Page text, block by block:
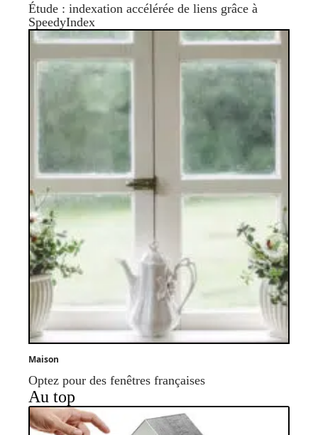
Étude : indexation accélérée de liens grâce à
SpeedyIndex
Maison
Optez pour des fenêtres françaises
Au top